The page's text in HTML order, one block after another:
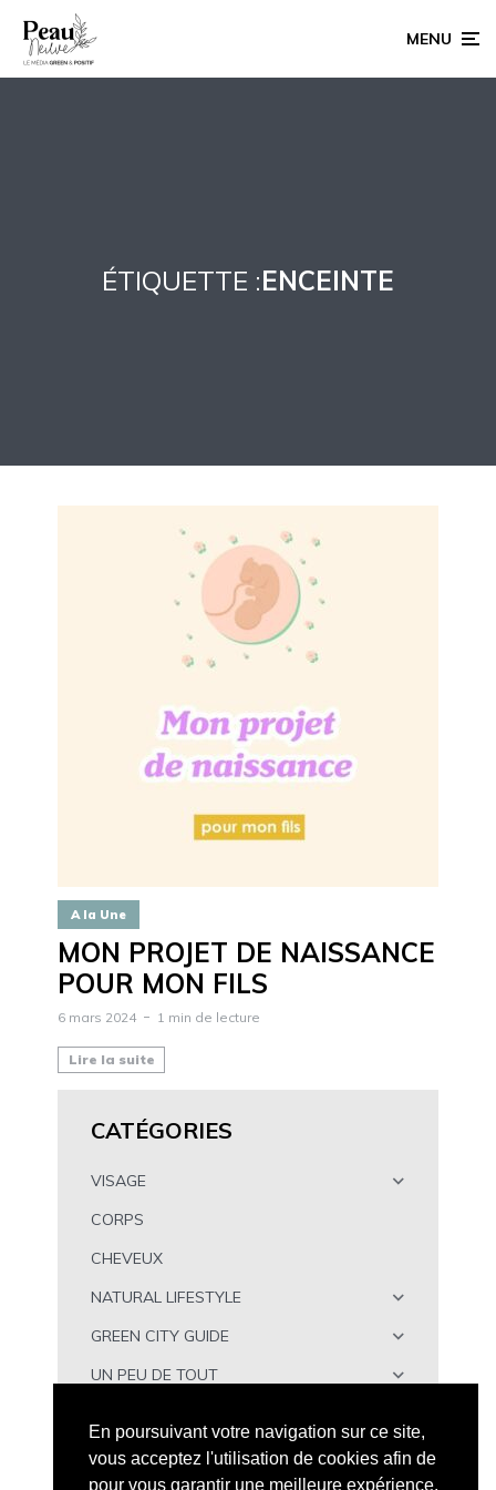
MENU
ÉTIQUETTE :ENCEINTE
A la Une
MON PROJET DE NAISSANCE
POUR MON FILS
6 mars 2024 1 min de lecture
Lire la suite
CATÉGORIES
VISAGE
CORPS
CHEVEUX
NATURAL LIFESTYLE
GREEN CITY GUIDE
UN PEU DE TOUT
En poursuivant votre navigation sur ce site,
vous acceptez l'utilisation de cookies afin de
pour vous garantir une meilleure expérience.